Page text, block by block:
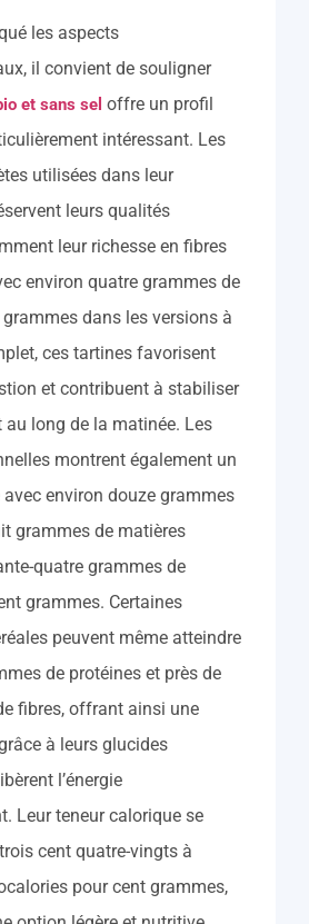
les aspects
il convient de souligner
et sans sel offre un profil
intéressant. Les
utilisées dans leur
leurs qualités
leur richesse en fibres
environ quatre grammes de
dans les versions à
ces tartines favorisent
et contribuent à stabiliser
long de la matinée. Les
montrent également un
environ douze grammes
grammes de matières
quatre grammes de
grammes. Certaines
peuvent même atteindre
de protéines et près de
fibres, offrant ainsi une
à leurs glucides
l’énergie
Leur teneur calorique se
cent quatre-vingts à
pour cent grammes,